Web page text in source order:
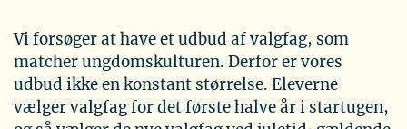
Vi forsøger at have et udbud af valgfag, som
matcher ungdomskulturen. Derfor er vores
udbud ikke en konstant størrelse. Eleverne
vælger valgfag for det første halve år i startugen,